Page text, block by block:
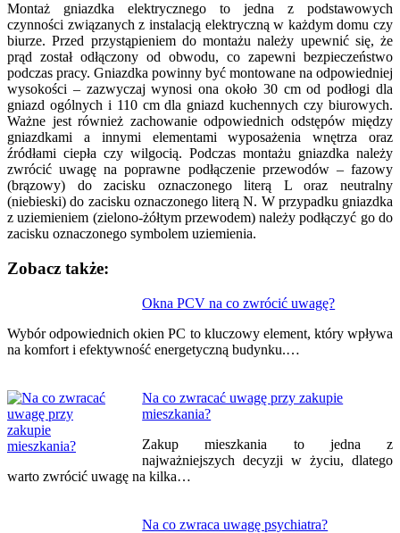
Montaż gniazdka elektrycznego to jedna z podstawowych
czynności związanych z instalacją elektryczną w każdym domu czy
biurze. Przed przystąpieniem do montażu należy upewnić się, że
prąd został odłączony od obwodu, co zapewni bezpieczeństwo
podczas pracy. Gniazdka powinny być montowane na odpowiedniej
wysokości – zazwyczaj wynosi ona około 30 cm od podłogi dla
gniazd ogólnych i 110 cm dla gniazd kuchennych czy biurowych.
Ważne jest również zachowanie odpowiednich odstępów między
gniazdkami a innymi elementami wyposażenia wnętrza oraz
źródłami ciepła czy wilgocią. Podczas montażu gniazdka należy
zwrócić uwagę na poprawne podłączenie przewodów – fazowy
(brązowy) do zacisku oznaczonego literą L oraz neutralny
(niebieski) do zacisku oznaczonego literą N. W przypadku gniazdka
z uziemieniem (zielono-żółtym przewodem) należy podłączyć go do
zacisku oznaczonego symbolem uziemienia.
Zobacz także:
Okna PCV na co zwrócić uwagę?
Wybór odpowiednich okien PC to kluczowy element, który wpływa
na komfort i efektywność energetyczną budynku.…
Na co zwracać uwagę przy zakupie
mieszkania?
Zakup mieszkania to jedna z
najważniejszych decyzji w życiu, dlatego
warto zwrócić uwagę na kilka…
Na co zwraca uwagę psychiatra?
wpisu